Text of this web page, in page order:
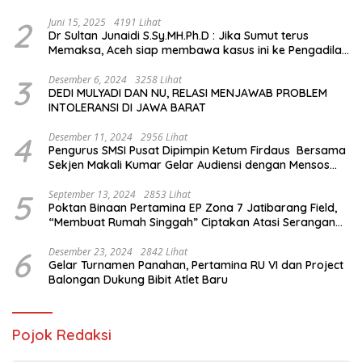
2 Juni 15, 2025 4191 Lihat
Dr Sultan Junaidi S.Sy.MH.Ph.D : Jika Sumut terus
Memaksa, Aceh siap membawa kasus ini ke Pengadilan
3 Desember 6, 2024 3258 Lihat
DEDI MULYADI DAN NU, RELASI MENJAWAB PROBLEM
INTOLERANSI DI JAWA BARAT
4 Desember 11, 2024 2956 Lihat
Pengurus SMSI Pusat Dipimpin Ketum Firdaus Bersama
Sekjen Makali Kumar Gelar Audiensi dengan Mensos
5 September 13, 2024 2853 Lihat
Poktan Binaan Pertamina EP Zona 7 Jatibarang Field,
“Membuat Rumah Singgah” Ciptakan Atasi Serangan
6 Desember 23, 2024 2842 Lihat
Gelar Turnamen Panahan, Pertamina RU VI dan Project
Balongan Dukung Bibit Atlet Baru
Pojok Redaksi